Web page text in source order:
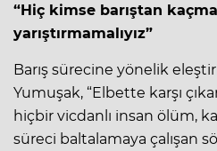
“Hiç kimse barıştan
yarıştırmamalıyız”
Barış sürecine yönelik
Yumuşak, “Elbette karşı
hiçbir vicdanlı insan ölüm,
süreci baltalamaya çalışan